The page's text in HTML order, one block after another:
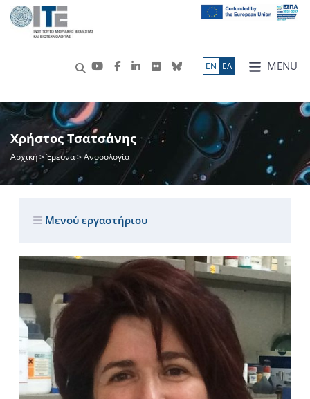
MENU
ΕN ΕΛ
Χρήστος Τσατσάνης
Αρχική>Έρευνα> Ανοσολογία
Μενού εργαστήριου